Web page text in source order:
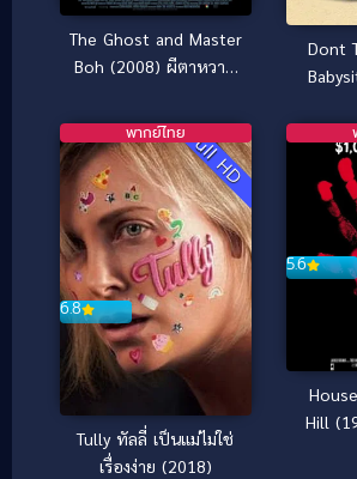
The Ghost and Master
Boh (2008) ผีตาหวาน
Dont
Full HD
6.8
พากย์ไทย
Tully ทัลลี่ เป็นแม่ไม่ใช่
เรื่องง่าย (2018)
5.6
Hill